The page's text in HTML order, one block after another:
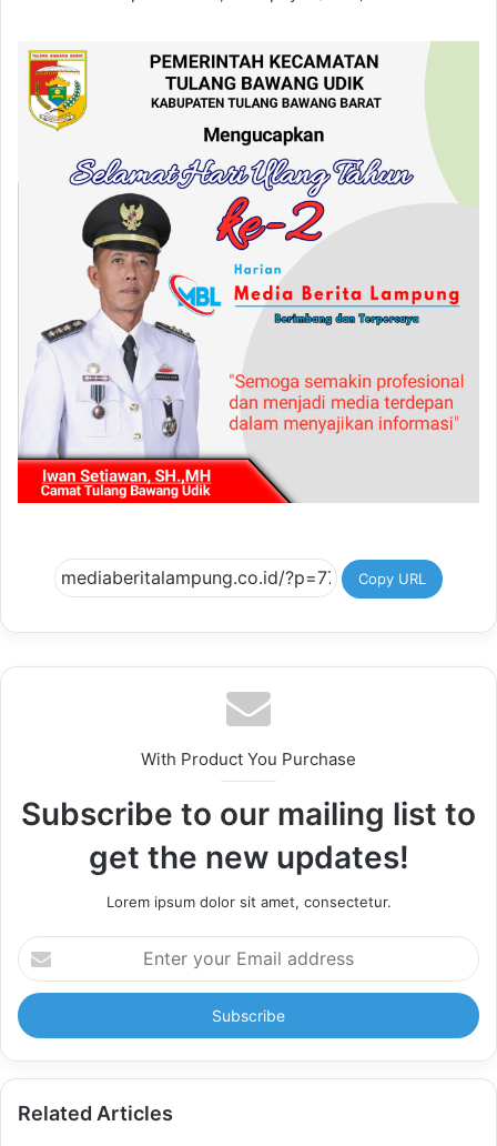
Copy URL
With Product You Purchase
Subscribe to our mailing list to
get the new updates!
Lorem ipsum dolor sit amet, consectetur.
Enter
your
Email
address
Related Articles